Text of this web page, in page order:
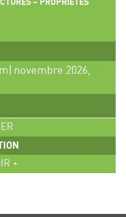
– PROPRIETES
novembre 2026,
+